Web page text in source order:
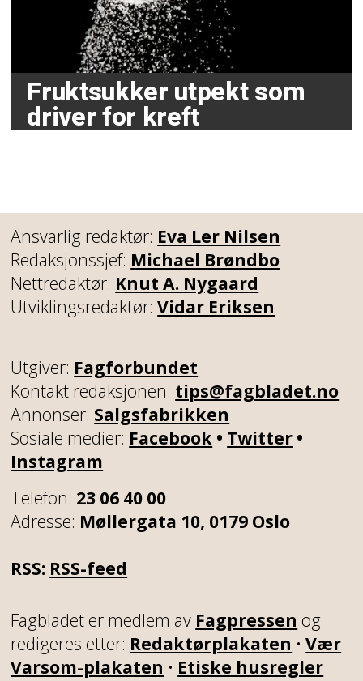
Fruktsukker utpekt som
driver for kreft
Ansvarlig redaktør: Eva Ler Nilsen
Redaksjonssjef: Michael Brøndbo
Nettredaktør: Knut A. Nygaard
Utviklingsredaktør:Vidar Eriksen
Utgiver: Fagforbundet
Kontakt redaksjonen: tips@fagbladet.no
Annonser: Salgsfabrikken
Sosiale medier: Facebook • Twitter •
Instagram
Telefon: 23 06 40 00
Adresse: Møllergata 10, 0179 Oslo
RSS: RSS-feed
Fagbladet er medlem av Fagpressen og
redigeres etter: Redaktørplakaten • Vær
Varsom-plakaten • Etiske husregler